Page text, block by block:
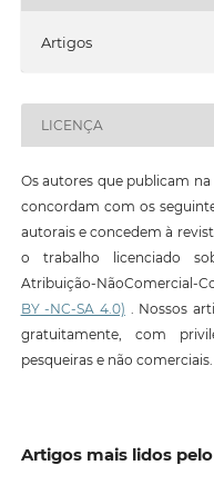
Artigos
LICENÇA
Os autores que publicam na
concordam com os
autorais e concedem à
o trabalho licenciado
Atribuição-NãoComercial-
BY -NC-SA 4.0) . Nossos
gratuitamente, com
pesqueiras e não comerciais.
Artigos mais lidos